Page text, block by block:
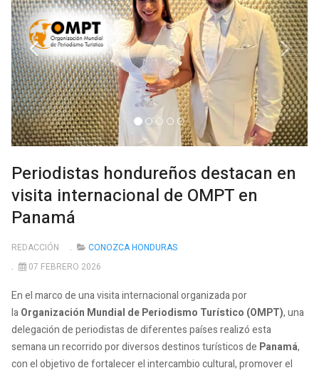
Periodistas hondureños destacan en
visita internacional de OMPT en
Panamá
REDACCIÓN
CONOZCA HONDURAS
07 FEBRERO 2026
En el marco de una visita internacional organizada por
laOrganización Mundial de Periodismo Turístico (OMPT), una
delegación de periodistas de diferentes países realizó esta
semana un recorrido por diversos destinos turísticos de Panamá,
con el objetivo de fortalecer el intercambio cultural, promover el